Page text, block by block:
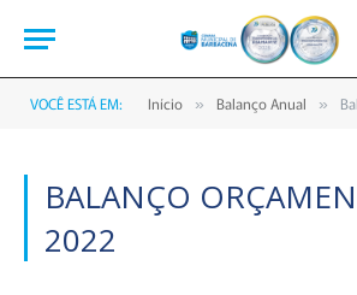
VOCÊ ESTÁ EM: Início » Balanço Anual »
BALANÇO
2022